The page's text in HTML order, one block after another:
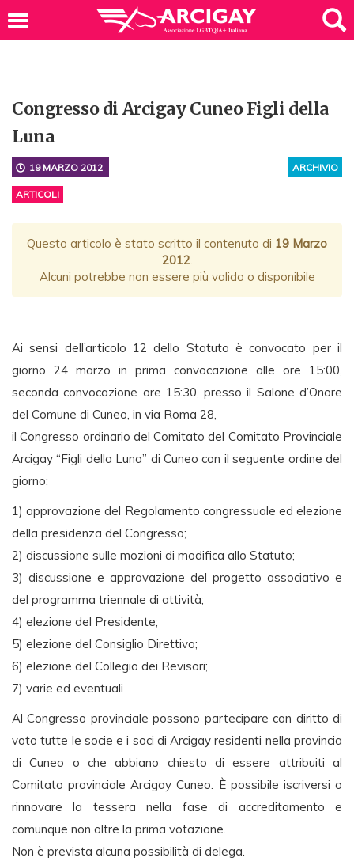
Congresso di Arcigay Cuneo Figli della
Luna
ARCHIVIO
19 MARZO 2012
ARTICOLI
Questo articolo è stato scritto il contenuto di 19 Marzo
2012.
Alcuni potrebbe non essere più valido o disponibile
Ai sensi dell’articolo 12 dello Statuto è convocato per il
giorno 24 marzo in prima convocazione alle ore 15:00,
seconda convocazione ore 15:30, presso il Salone d’Onore
del Comune di Cuneo, in via Roma 28,
il Congresso ordinario del Comitato del Comitato Provinciale
Arcigay “Figli della Luna” di Cuneo con il seguente ordine del
giorno:
1) approvazione del Regolamento congressuale ed elezione
della presidenza del Congresso;
2) discussione sulle mozioni di modifica allo Statuto;
3) discussione e approvazione del progetto associativo e
del programma triennale di attività;
4) elezione del Presidente;
5) elezione del Consiglio Direttivo;
6) elezione del Collegio dei Revisori;
7) varie ed eventuali
Al Congresso provinciale possono partecipare con diritto di
voto tutte le socie e i soci di Arcigay residenti nella provincia
di Cuneo o che abbiano chiesto di essere attribuiti al
Comitato provinciale Arcigay Cuneo. È possibile iscriversi o
rinnovare la tessera nella fase di accreditamento e
comunque non oltre la prima votazione.
Non è prevista alcuna possibilità di delega.